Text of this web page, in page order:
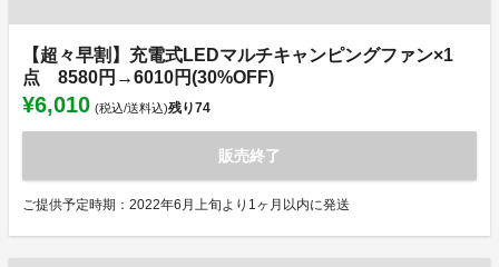
【超々早割】充電式LEDマルチキャンピングファン×1
点 8580円→6010円(30%OFF)
¥6,010 (税込/送料込)残り74
販売終了
ご提供予定時期：2022年6月上旬より1ヶ月以内に発送